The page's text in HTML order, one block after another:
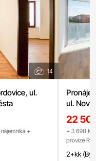
14
ul.
+
ul.
chytrá
lodžie,
22
+ 3 698 Kč
provize RK
2+kk